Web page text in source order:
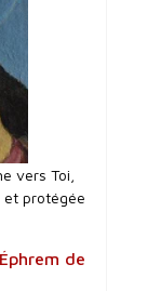
vers Toi,
et protégée
de